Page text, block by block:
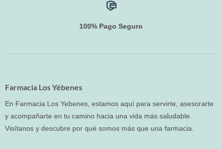
100% Pago Seguro
Farmacia Los Yébenes
En Farmacia Los Yebenes, estamos aquí para servirte, asesorarte
y acompañarte en tu camino hacia una vida más saludable.
Visítanos y descubre por qué somos más que una farmacia.